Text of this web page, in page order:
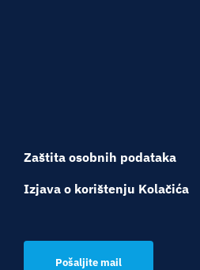
Zaštita osobnih podataka
Izjava o korištenju Kolačića
Pošaljite mail